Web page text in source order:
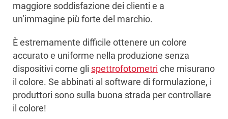
maggiore soddisfazione dei clienti e a
un’immagine più forte del marchio.
È estremamente difficile ottenere un colore
accurato e uniforme nella produzione senza
dispositivi come gli spettrofotometri che misurano
il colore. Se abbinati al software di formulazione, i
produttori sono sulla buona strada per controllare
il colore!